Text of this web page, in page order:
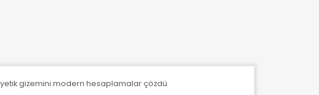
gizemini modern hesaplamalar çözdü